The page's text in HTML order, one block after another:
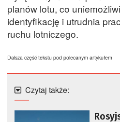
planów lotu, co
identyfikację i utrudnia
ruchu lotniczego.
Dalsza część tekstu pod polecanym artykułem
Czytaj także: